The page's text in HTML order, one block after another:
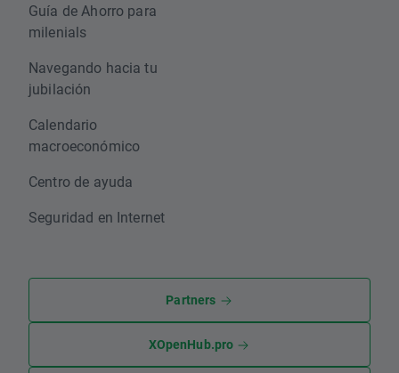
Guía de Ahorro para
milenials
Navegando hacia tu
jubilación
Calendario
macroeconómico
Centro de ayuda
Seguridad en Internet
Partners
XOpenHub.pro